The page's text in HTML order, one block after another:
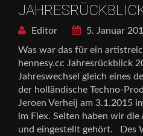
Editor
5. Januar
Was war das für ein
hennesy.cc Jahresrückblick
Jahreswechsel gleich eines
der holländische Techno-
Jeroen Verheij am 3.1.2015
im Flex. Selten haben wir die
und eingestellt gehört. Des